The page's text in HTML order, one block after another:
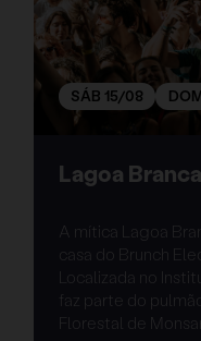
SÁB 15/08
Lagoa
A mítica Lagoa
casa do Brunch
Localizada no
faz parte do
Florestal de